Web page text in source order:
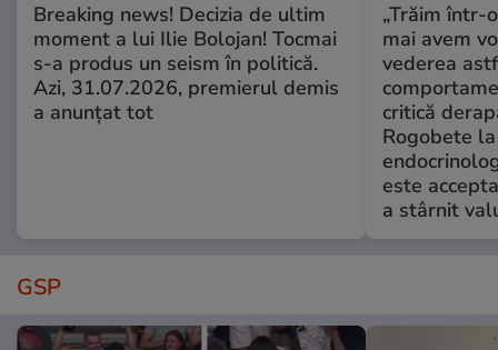
Breaking news! Decizia de ultim
moment a lui Ilie Bolojan! Tocmai
s-a produs un seism în politică.
Azi, 31.07.2026, premierul demis
a anunțat tot
„Trăim într-
mai avem
vederea
critică
Rogobete
este
a stârnit
GSP